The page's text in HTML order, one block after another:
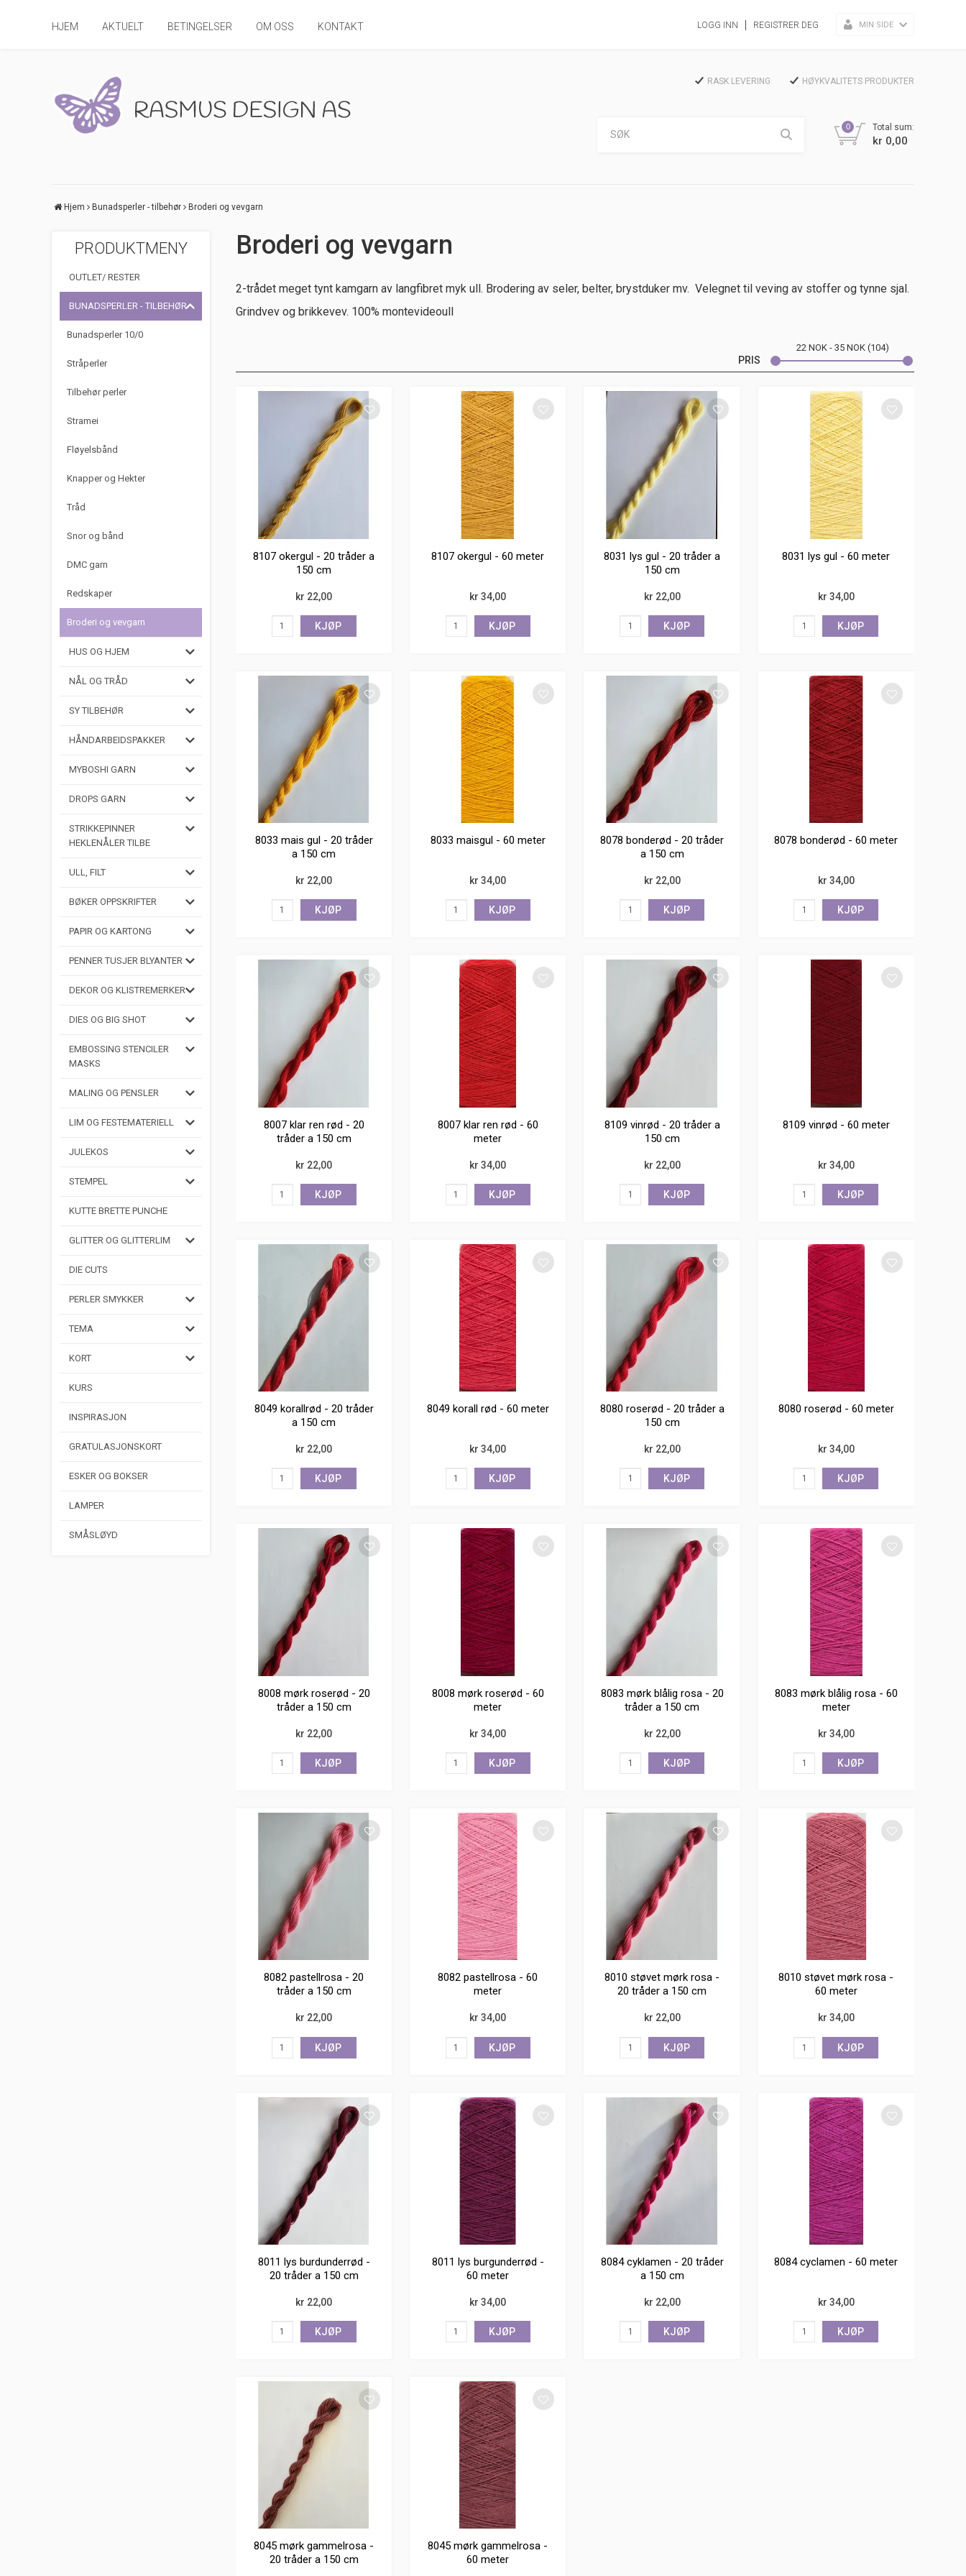
HJEM AKTUELT BETINGELSER OM OSS KONTAKT LOGG INN REGISTRER DEG MIN SIDE
RASK LEVERING HØYKVALITETS PRODUKTER
0 Total sum:
kr 0,00
Hjem Bunadsperler - tilbehør Broderi og vevgarn
PRODUKTMENY
OUTLET/ RESTER
BUNADSPERLER - TILBEHØR
Bunadsperler 10/0
Stråperler
Tilbehør perler
Stramei
Fløyelsbånd
Knapper og Hekter
Tråd
Snor og bånd
DMC garn
Redskaper
Broderi og vevgarn
HUS OG HJEM
NÅL OG TRÅD
SY TILBEHØR
HÅNDARBEIDSPAKKER
MYBOSHI GARN
DROPS GARN
STRIKKEPINNER
HEKLENÅLER TILBE
ULL, FILT
BØKER OPPSKRIFTER
PAPIR OG KARTONG
PENNER TUSJER BLYANTER
DEKOR OG KLISTREMERKER
DIES OG BIG SHOT
EMBOSSING STENCILER
MASKS
MALING OG PENSLER
LIM OG FESTEMATERIELL
JULEKOS
STEMPEL
KUTTE BRETTE PUNCHE
GLITTER OG GLITTERLIM
DIE CUTS
PERLER SMYKKER
TEMA
KORT
KURS
INSPIRASJON
GRATULASJONSKORT
ESKER OG BOKSER
LAMPER
SMÅSLØYD
Broderi og vevgarn
2-trådet meget tynt kamgarn av langfibret myk ull. Brodering av seler, belter, brystduker mv. Velegnet til veving av stoffer og tynne sjal.
Grindvev og brikkevev. 100% montevideoull
PRIS
22 NOK 35 NOK 104
8107 okergul - 20 tråder a
150 cm
kr 22,00
KJØP
8107 okergul - 60 meter
kr 34,00
KJØP
8031 lys gul - 20 tråder a
150 cm
kr 22,00
KJØP
8031 lys gul - 60 meter
kr 34,00
KJØP
8033 mais gul - 20 tråder
a 150 cm
kr 22,00
KJØP
8033 maisgul - 60 meter
kr 34,00
KJØP
8078 bonderød - 20 tråder
a 150 cm
kr 22,00
KJØP
8078 bonderød - 60 meter
kr 34,00
KJØP
8007 klar ren rød - 20
tråder a 150 cm
kr 22,00
KJØP
8007 klar ren rød - 60
meter
kr 34,00
KJØP
8109 vinrød - 20 tråder a
150 cm
kr 22,00
KJØP
8109 vinrød - 60 meter
kr 34,00
KJØP
8049 korallrød - 20 tråder
a 150 cm
kr 22,00
KJØP
8049 korall rød - 60 meter
kr 34,00
KJØP
8080 roserød - 20 tråder a
150 cm
kr 22,00
KJØP
8080 roserød - 60 meter
kr 34,00
KJØP
8008 mørk roserød - 20
tråder a 150 cm
kr 22,00
KJØP
8008 mørk roserød - 60
meter
kr 34,00
KJØP
8083 mørk blålig rosa - 20
tråder a 150 cm
kr 22,00
KJØP
8083 mørk blålig rosa - 60
meter
kr 34,00
KJØP
8082 pastellrosa - 20
tråder a 150 cm
kr 22,00
KJØP
8082 pastellrosa - 60
meter
kr 34,00
KJØP
8010 støvet mørk rosa -
20 tråder a 150 cm
kr 22,00
KJØP
8010 støvet mørk rosa -
60 meter
kr 34,00
KJØP
8011 lys burdunderrød -
20 tråder a 150 cm
kr 22,00
KJØP
8011 lys burgunderrød -
60 meter
kr 34,00
KJØP
8084 cyklamen - 20 tråder
a 150 cm
kr 22,00
KJØP
8084 cyclamen - 60 meter
kr 34,00
KJØP
8045 mørk gammelrosa -
20 tråder a 150 cm
8045 mørk gammelrosa -
60 meter